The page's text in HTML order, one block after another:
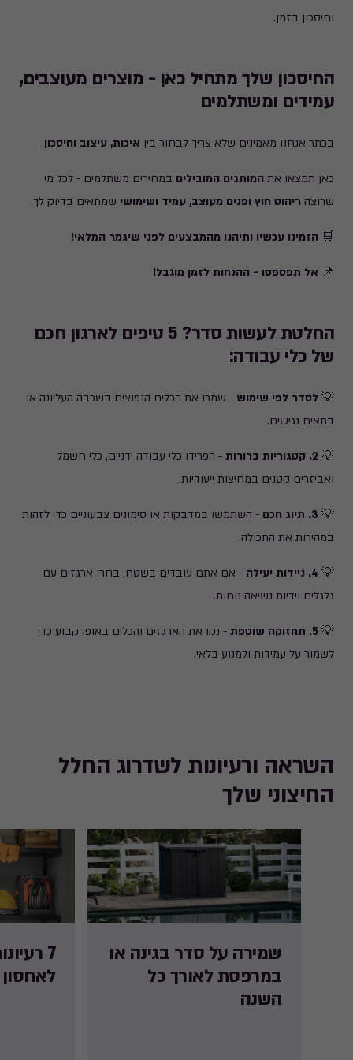
וחיסכון בזמן.
החיסכון שלך מתחיל כאן - מוצרים מעוצבים,
עמידים ומשתלמים
בכתר אנחנו מאמינים שלא צריך לבחור בין איכות, עיצוב וחיסכון.
כאן תמצאו את המותגים המובילים במחירים משתלמים - לכל מי
שרוצה ריהוט חוץ ופנים מעוצב, עמיד ושימושי שמתאים בדיוק לך.
🛒 הזמינו עכשיו ותיהנו מהמבצעים לפני שיגמר המלאי!
📌 אל תפספסו - ההנחות לזמן מוגבל!
החלטת לעשות סדר? 5 טיפים לארגון חכם
של כלי עבודה:
💡 לסדר לפי שימוש - שמרו את הכלים הנפוצים בשכבה העליונה או
בתאים נגישים.
💡 2. קטגוריות ברורות
- הפרידו כלי עבודה ידניים, כלי חשמל
ואביזרים קטנים במחיצות ייעודיות.
💡 3. תיוג חכם
- השתמשו במדבקות או סימונים צבעוניים כדי לזהות
במהירות את התכולה.
💡 4. ניידות יעילה
- אם אתם עובדים בשטח, בחרו ארגזים עם
גלגלים וידיות נשיאה נוחות.
💡 5. תחזוקה שוטפת
- נקו את הארגזים והכלים באופן קבוע כדי
לשמור על עמידות ולמנוע בלאי.
השראה ורעיונות לשדרוג החלל
החיצוני שלך
שמירה על סדר בגינה או
במרפסת לאורך כל
השנה
7